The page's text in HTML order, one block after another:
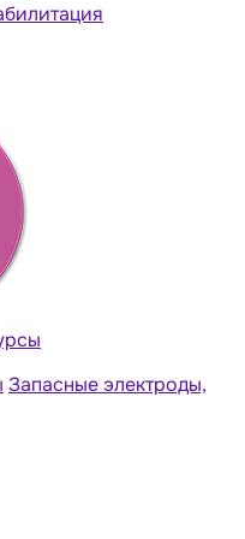
Запасные электроды,